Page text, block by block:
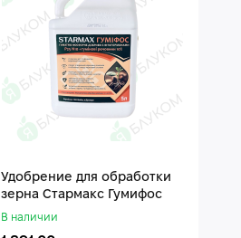
Удобрение для обработки
зерна Стармакс Гумифос
В наличии